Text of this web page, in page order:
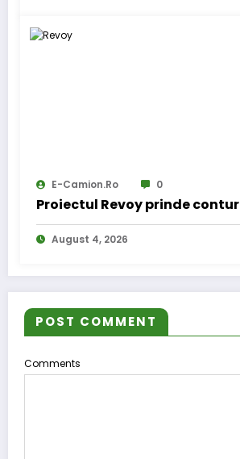
E-Camion.ro 0
Proiectul Revoy prinde contur
August 4, 2026
POST COMMENT
Comments